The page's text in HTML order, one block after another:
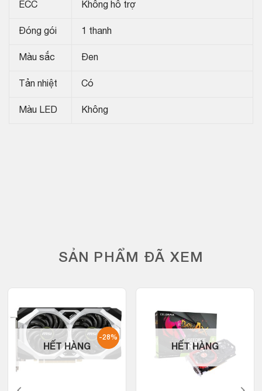
ECC Không hỗ trợ
Đóng gói 1 thanh
Màu sắc Đen
Tản nhiệt Có
Màu LED Không
SẢN PHẨM ĐÃ XEM
-28%
HẾT HÀNG HẾT HÀNG